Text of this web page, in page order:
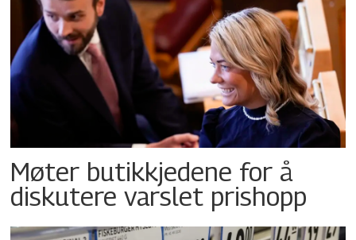
Møter butikkjedene for å
diskutere varslet prishopp